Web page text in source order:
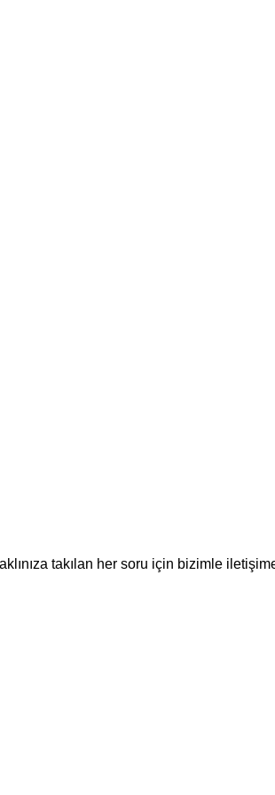
takılan her soru için bizimle